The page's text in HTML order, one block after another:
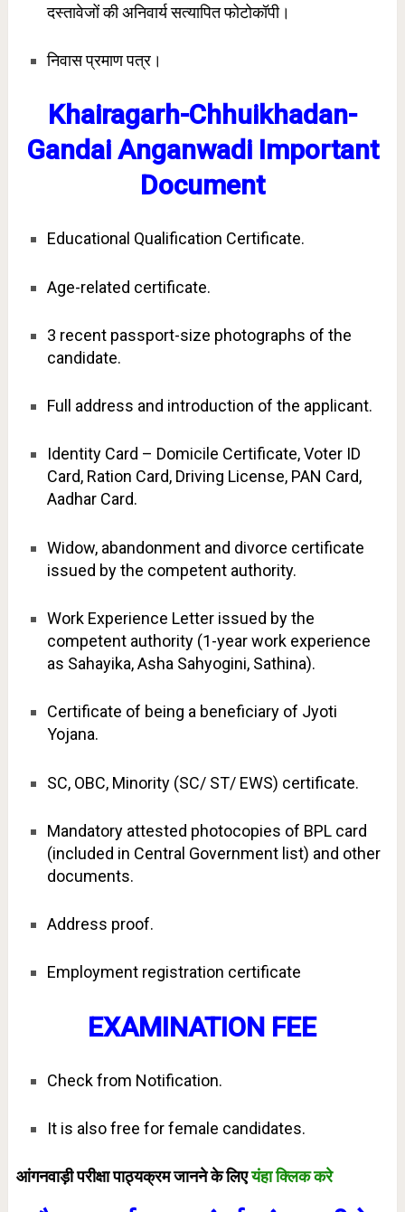
दस्तावेजों की अनिवार्य सत्यापित फोटोकॉपी।
निवास प्रमाण पत्र।
Khairagarh-Chhuikhadan-
Gandai Anganwadi Important
Document
Educational Qualification Certificate.
Age-related certificate.
3 recent passport-size photographs of the
candidate.
Full address and introduction of the applicant.
Identity Card – Domicile Certificate, Voter ID
Card, Ration Card, Driving License, PAN Card,
Aadhar Card.
Widow, abandonment and divorce certificate
issued by the competent authority.
Work Experience Letter issued by the
competent authority (1-year work experience
as Sahayika, Asha Sahyogini, Sathina).
Certificate of being a beneficiary of Jyoti
Yojana.
SC, OBC, Minority (SC/ ST/ EWS) certificate.
Mandatory attested photocopies of BPL card
(included in Central Government list) and other
documents.
Address proof.
Employment registration certificate
EXAMINATION FEE
Check from Notification.
It is also free for female candidates.
आंगनवाड़ी परीक्षा पाठ्यक्रम जानने के लिएयंहा क्लिक करे